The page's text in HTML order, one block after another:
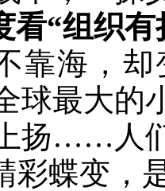
看“组织
靠海，
球最大的
扬……人
彩蝶变，